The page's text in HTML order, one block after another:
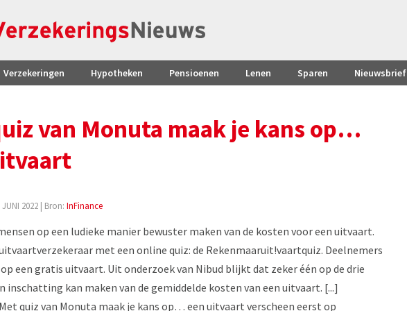
Verzekeringen Hypotheken Pensioenen Lenen Sparen Nieuwsbrief
van Monuta maak je kans op…
JUNI 2022 | Bron: InFinance
op een ludieke manier bewuster maken van de kosten voor een uitvaart.
met een online quiz: de Rekenmaaruit!vaartquiz. Deelnemers
een gratis uitvaart. Uit onderzoek van Nibud blijkt dat zeker één op de drie
inschatting kan maken van de gemiddelde kosten van een uitvaart. [...]
quiz van Monuta maak je kans op… een uitvaart verscheen eerst op